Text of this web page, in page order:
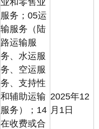
业和零售业
服务；05运
输服务（陆
路运输服
务、水运服
务、空运服
务、支持性
和辅助运输
服务）；14
在收费或合
2025年12
月1日